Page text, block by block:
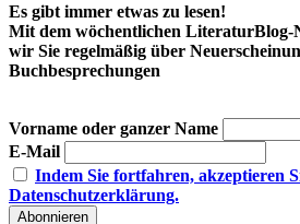
Es gibt immer etwas zu lesen!
Mit dem wöchentlichen LiteraturBlog-
wir Sie regelmäßig über
Buchbesprechungen
Vorname oder ganzer Name
E-Mail
Indem Sie fortfahren, akzeptieren
Datenschutzerklärung.